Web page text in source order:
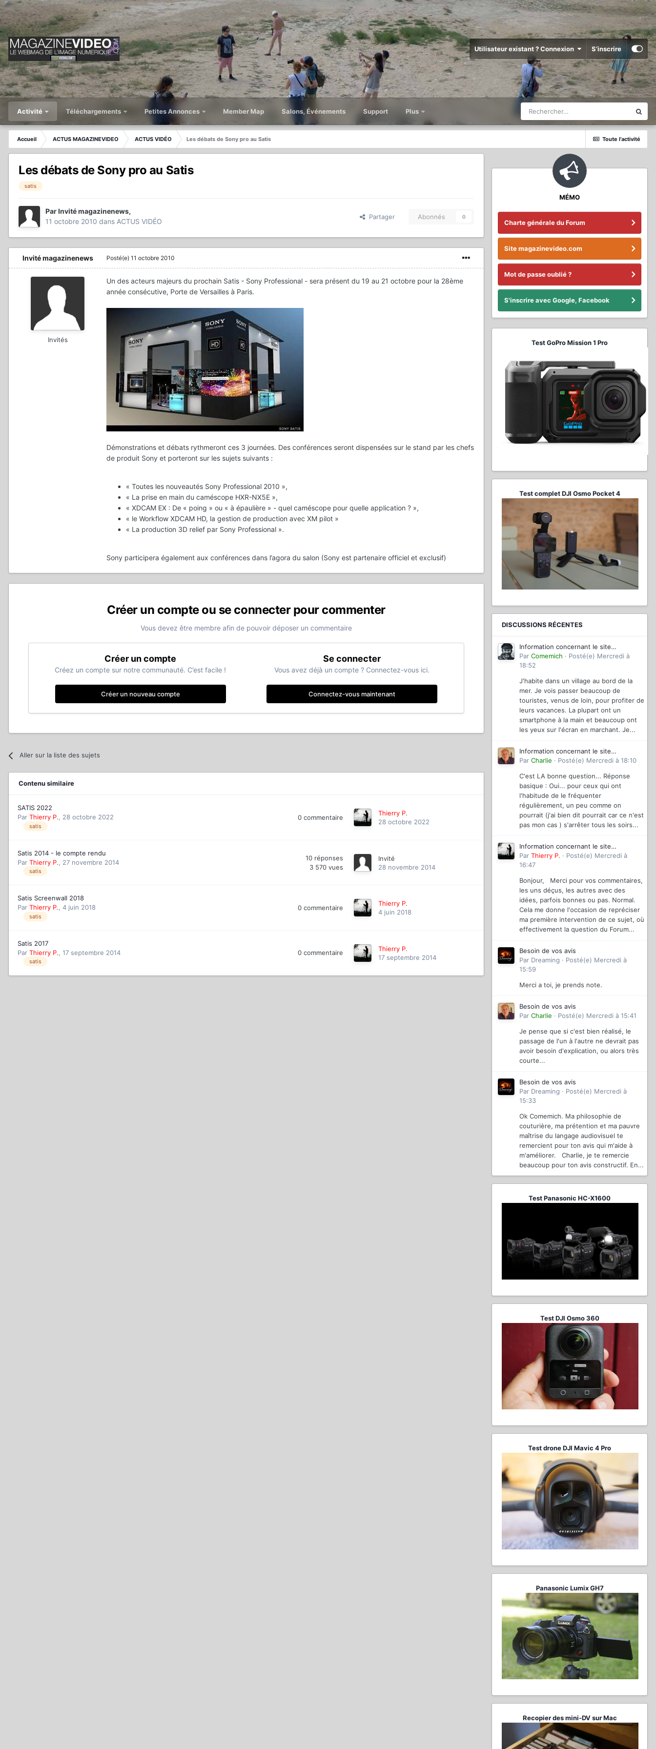
Utilisateur existant ? Connexion S’inscrire
Activité Téléchargements Petites Annonces Member Map Salons, Événements Support Plus
Toute l’activité
Accueil ACTUS MAGAZINEVIDEO ACTUS VIDÉO Les débats de Sony pro au Satis
Les débats de Sony pro au Satis
satis
ParInvité magazinenews,
11 octobre 2010 dans ACTUS VIDÉO
Partager Abonnés 0
Invité magazinenews
Invités
Posté(e) 11 octobre 2010
Un des acteurs majeurs du prochain Satis - Sony Professional - sera présent du 19 au 21 octobre pour la 28ème
année consécutive, Porte de Versailles à Paris.
Démonstrations et débats rythmeront ces 3 journées. Des conférences seront dispensées sur le stand par les chefs
de produit Sony et porteront sur les sujets suivants :
« Toutes les nouveautés Sony Professional 2010 »,
« La prise en main du caméscope HXR-NX5E »,
« XDCAM EX : De « poing » ou « à épaulière » - quel caméscope pour quelle application ? »,
« le Workflow XDCAM HD, la gestion de production avec XM pilot »
« La production 3D relief par Sony Professional ».
Sony participera également aux conférences dans l’agora du salon (Sony est partenaire officiel et exclusif)
Créer un compte ou se connecter pour commenter
Vous devez être membre afin de pouvoir déposer un commentaire
Créer un compte
Créez un compte sur notre communauté. C’est facile !
Créer un nouveau compte
Se connecter
Vous avez déjà un compte ? Connectez-vous ici.
Connectez-vous maintenant
Aller sur la liste des sujets
Contenu similaire
SATIS 2022
Par Thierry P., 28 octobre 2022
satis
0 commentaire
Thierry P.
28 octobre 2022
Satis 2014 - le compte rendu
Par Thierry P., 27 novembre 2014
satis
10 réponses
3 570 vues
Invité
28 novembre 2014
Satis Screenwall 2018
Par Thierry P., 4 juin 2018
satis
0 commentaire
Thierry P.
4 juin 2018
Satis 2017
Par Thierry P., 17 septembre 2014
satis
0 commentaire
Thierry P.
17 septembre 2014
MÉMO
Charte générale du Forum
Site magazinevideo.com
Mot de passe oublié ?
S'inscrire avec Google, Facebook
Test GoPro Mission 1 Pro
Test complet DJI Osmo Pocket 4
DISCUSSIONS RÉCENTES
Information concernant le site
magazinevideo
Par Comemich · Posté(e) Mercredi à
18:52
J'habite dans un village au bord de la
mer. Je vois passer beaucoup de
touristes, venus de loin, pour profiter de
leurs vacances. La plupart ont un
smartphone à la main et beaucoup ont
les yeux sur l'écran en marchant. Je...
Information concernant le site
magazinevideo
Par Charlie · Posté(e) Mercredi à 18:10
C'est LA bonne question... Réponse
basique : Oui... pour ceux qui ont
l'habitude de le fréquenter
régulièrement, un peu comme on
pourrait (j'ai bien dit pourrait car ce n'est
pas mon cas ) s'arrêter tous les soirs...
Information concernant le site
magazinevideo
Par Thierry P. · Posté(e) Mercredi à
16:47
Bonjour, Merci pour vos commentaires,
les uns déçus, les autres avec des
idées, parfois bonnes ou pas. Normal.
Cela me donne l'occasion de repréciser
ma première intervention de ce sujet, où
effectivement la question du Forum...
Besoin de vos avis
Par Dreaming · Posté(e) Mercredi à
15:59
Merci a toi, je prends note.
Besoin de vos avis
Par Charlie · Posté(e) Mercredi à 15:41
Je pense que si c'est bien réalisé, le
passage de l'un à l'autre ne devrait pas
avoir besoin d'explication, ou alors très
courte...
Besoin de vos avis
Par Dreaming · Posté(e) Mercredi à
15:33
Ok Comemich. Ma philosophie de
couturière, ma prétention et ma pauvre
maîtrise du langage audiovisuel te
remercient pour ton avis qui m'aide à
m'améliorer. Charlie, je te remercie
beaucoup pour ton avis constructif. En...
Test Panasonic HC-X1600
Test DJI Osmo 360
Test drone DJI Mavic 4 Pro
Panasonic Lumix GH7
Recopier des mini-DV sur Mac